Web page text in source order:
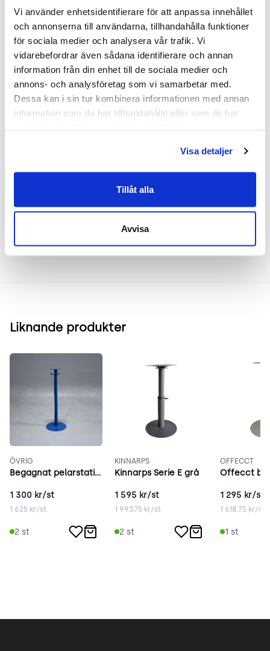
Vi använder enhetsidentifierare för att anpassa innehållet
och annonserna till användarna, tillhandahålla funktioner
för sociala medier och analysera vår trafik. Vi
vidarebefordrar även sådana identifierare och annan
information från din enhet till de sociala medier och
annons- och analysföretag som vi samarbetar med.
Dessa kan i sin tur kombinera informationen med annan
information som du har tillhandahållit eller som de har
Visa detaljer
Tillåt alla
Avvisa
Mer om Pelarstativet
Pelarstativet är designat för att erbjuda stabil och
elegant stöd till bordsskivor med en diameter på
cirka 70 cm. Dess robusta konstruktion i metall
säkerställer långvarig användning och hållbarhet.
Den grå finishen ger en modern touch som passar
in i olika miljöer, från kontor till matplatser
Inspiration & vanliga frågar
Liknande produkter
ÖVRIG
Begagnat pelarstativ blå
1 300 kr/st
1 625 kr/st
2 st
KINNARPS
Kinnarps Serie E grå
1 595 kr/st
1 993.75 kr/st
2 st
OFFECCT
1 295 kr/st
1 618.75kr/st
1 st